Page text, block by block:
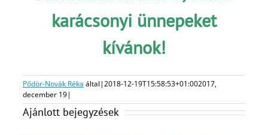
karácsonyi ünnepeket
kívánok!
Pődör-Novák Réka által|2018-12-19T15:58:53+01:002017,
december 19|
Ajánlott bejegyzések